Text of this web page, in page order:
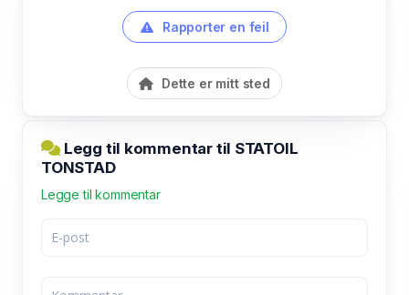
Rapporter en feil
Dette er mitt sted
Legg til kommentar til STATOIL
TONSTAD
Legge til kommentar